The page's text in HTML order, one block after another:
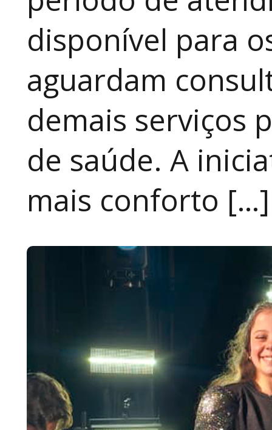
disponível para
aguardam
demais serviços
de saúde. A
mais conforto […]